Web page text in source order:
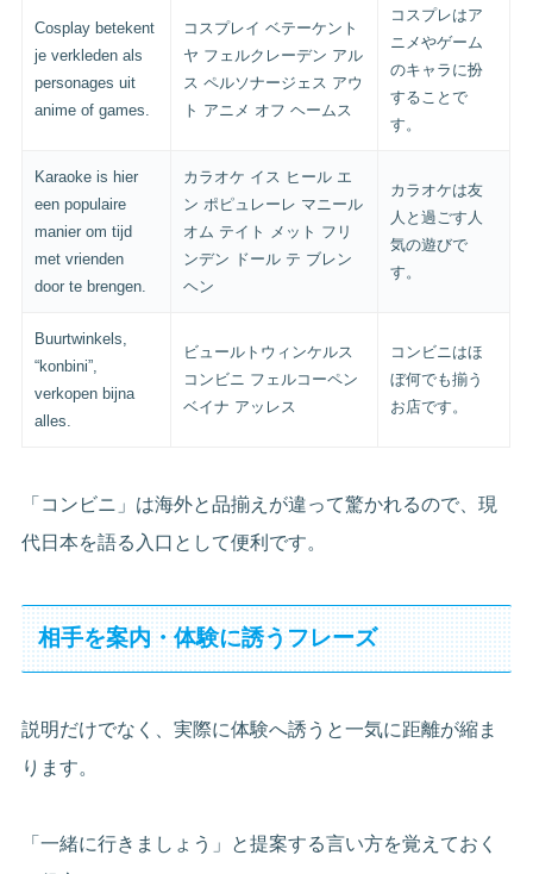
Cosplay betekent
je verkleden als
personages uit
anime of games.
コスプレイ ベテーケント
ヤ フェルクレーデン アル
ス ペルソナージェス アウ
ト アニメ オフ ヘームス
コスプレはア
ニメやゲーム
のキャラに扮
することで
す。
Karaoke is hier
een populaire
manier om tijd
met vrienden
door te brengen.
カラオケ イス ヒール エ
ン ポピュレーレ マニール
オム テイト メット フリ
ンデン ドール テ ブレン
ヘン
カラオケは友
人と過ごす人
気の遊びで
す。
Buurtwinkels,
“konbini”,
verkopen bijna
alles.
ビュールトウィンケルス
コンビニ フェルコーペン
ベイナ アッレス
コンビニはほ
ぼ何でも揃う
お店です。
「コンビニ」は海外と品揃えが違って驚かれるので、現
代日本を語る入口として便利です。
相手を案内・体験に誘うフレーズ
説明だけでなく、実際に体験へ誘うと一気に距離が縮ま
ります。
「一緒に行きましょう」と提案する言い方を覚えておく